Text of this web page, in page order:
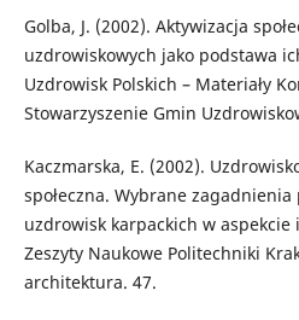
Golba, J. (2002). Aktywizacja
uzdrowiskowych jako podstawa
Uzdrowisk Polskich – Materiały
Stowarzyszenie Gmin
Kaczmarska, E. (2002).
społeczna. Wybrane
uzdrowisk karpackich w
Zeszyty Naukowe Politechniki
architektura. 47.